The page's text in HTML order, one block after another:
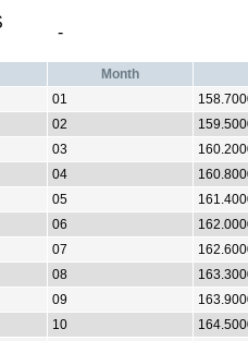
-
Month
01
02
03
04
05
06
07
08
09
10